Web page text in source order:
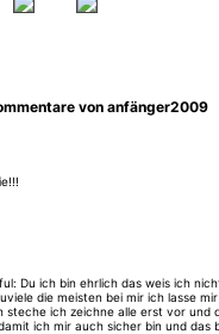
von anfänger2009
Du ich bin ehrlich das weis ich
die meisten bei mir ich lasse
steche ich zeichne alle erst vor und
ich mir auch sicher bin und das